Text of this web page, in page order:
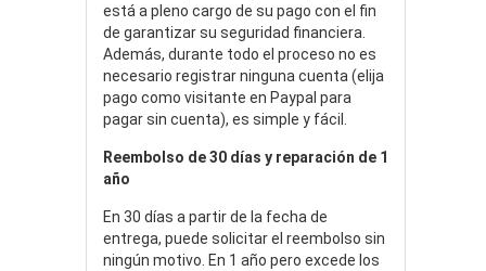
está a pleno cargo de su pago con el fin
de garantizar su seguridad financiera.
Además, durante todo el proceso no es
necesario registrar ninguna cuenta (elija
pago como visitante en Paypal para
pagar sin cuenta), es simple y fácil.
Reembolso de 30 días y reparación de 1
año
En 30 días a partir de la fecha de
entrega, puede solicitar el reembolso sin
ningún motivo. En 1 año pero excede los